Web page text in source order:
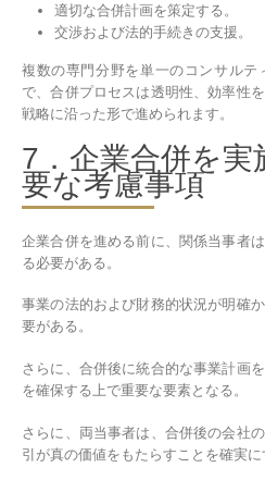
適切な合併計画を策定する。
交渉および法的手続きの支援。
複数の専門分野を単一のコンサルテ
で、合併プロセスは透明性、効率性
戦略に沿った形で進められます。
7．企業合併を実
要な考慮事項
企業合併を進める前に、関係当事者
る必要がある。
事業の法的および財務的状況が明確
要がある。
さらに、合併後に統合的な事業計画
を確保する上で重要な要素となる。
さらに、両当事者は、合併後の会社
引が真の価値をもたらすことを確実に